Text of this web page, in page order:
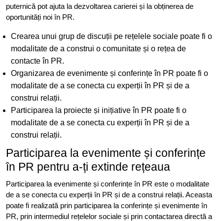
puternică pot ajuta la dezvoltarea carierei și la obținerea de
oportunități noi în PR.
Crearea unui grup de discuții pe rețelele sociale poate fi o
modalitate de a construi o comunitate și o rețea de
contacte în PR.
Organizarea de evenimente și conferințe în PR poate fi o
modalitate de a se conecta cu experții în PR și de a
construi relații.
Participarea la proiecte și inițiative în PR poate fi o
modalitate de a se conecta cu experții în PR și de a
construi relații.
Participarea la evenimente și conferințe
în PR pentru a-ți extinde rețeaua
Participarea la evenimente și conferințe în PR este o modalitate
de a se conecta cu experții în PR și de a construi relații. Aceasta
poate fi realizată prin participarea la conferințe și evenimente în
PR, prin intermediul rețelelor sociale și prin contactarea directă a